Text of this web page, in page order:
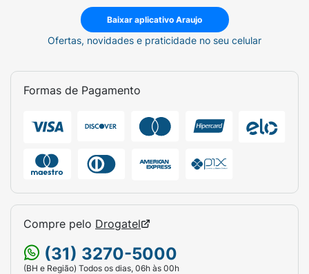
Baixar aplicativo Araujo
Ofertas, novidades e praticidade no seu celular
Formas de Pagamento
Compre pelo Drogatel
(31) 3270-5000
(BH e Região) Todos os dias, 06h às 00h